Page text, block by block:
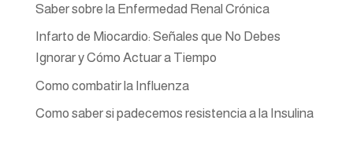
Saber sobre la Enfermedad Renal Crónica
Infarto de Miocardio: Señales que No Debes
Ignorar y Cómo Actuar a Tiempo
Como combatir la Influenza
Como saber si padecemos resistencia a la Insulina